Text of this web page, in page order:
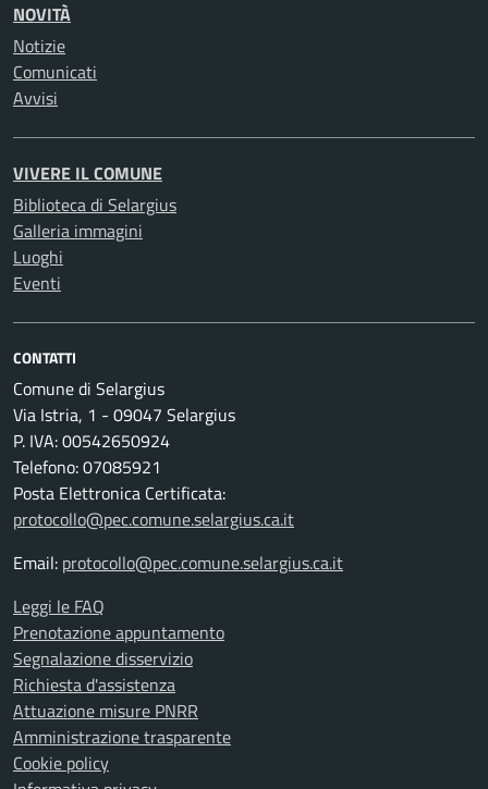
NOVITÀ
Notizie
Comunicati
Avvisi
VIVERE IL COMUNE
Biblioteca di Selargius
Galleria immagini
Luoghi
Eventi
CONTATTI
Comune di Selargius
Via Istria, 1 - 09047 Selargius
P. IVA: 00542650924
Telefono: 07085921
Posta Elettronica Certificata:
protocollo@pec.comune.selargius.ca.it
Email: protocollo@pec.comune.selargius.ca.it
Leggi le FAQ
Prenotazione appuntamento
Segnalazione disservizio
Richiesta d'assistenza
Attuazione misure PNRR
Amministrazione trasparente
Cookie policy